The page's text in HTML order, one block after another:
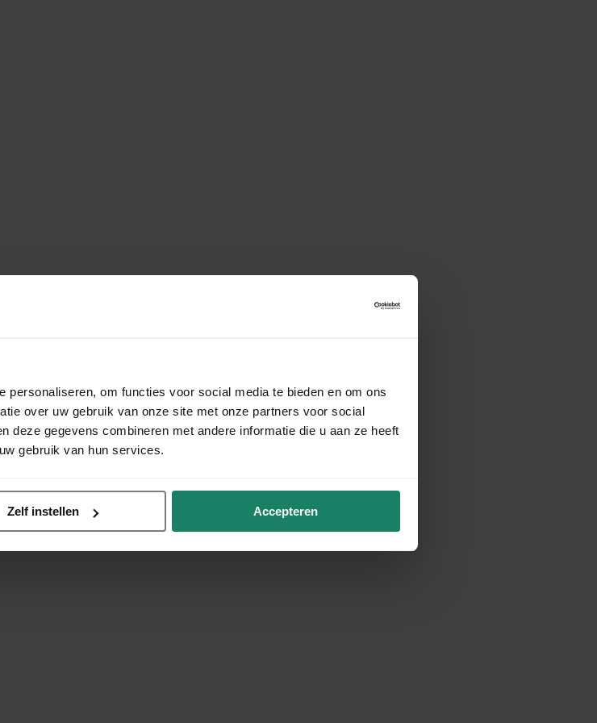
personaliseren, om functies voor social media te bieden en om ons
over uw gebruik van onze site met onze partners voor social
deze gegevens combineren met andere informatie die u aan ze heeft
gebruik van hun services.
Zelf instellen Accepteren